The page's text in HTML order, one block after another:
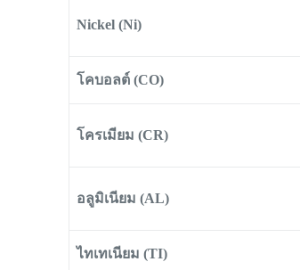
Nickel (Ni)
โคบอลต์ (CO)
โครเมียม (CR)
อลูมิเนียม (AL)
ไทเทเนียม (TI)